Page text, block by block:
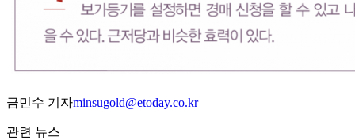
금민수 기자minsugold@etoday.co.kr
관련 뉴스